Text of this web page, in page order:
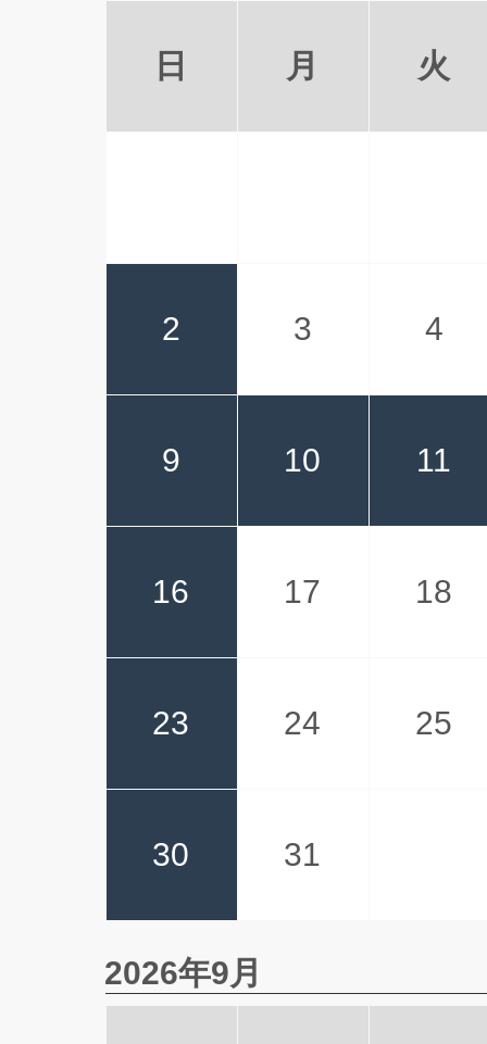
日 月 火
2 3 4
9 10 11
16 17 18
23 24 25
30 31
2026年9月